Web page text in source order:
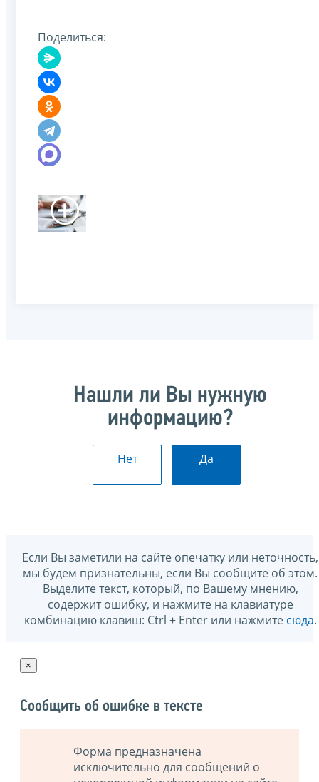
Поделиться:
Нашли ли Вы нужную
информацию?
Нет Да
Если Вы заметили на сайте опечатку или неточность,
мы будем признательны, если Вы сообщите об этом.
Выделите текст, который, по Вашему мнению,
содержит ошибку, и нажмите на клавиатуре
комбинацию клавиш: Ctrl + Enter или нажмите сюда.
×
Сообщить об ошибке в тексте
Форма предназначена
исключительно для сообщений о